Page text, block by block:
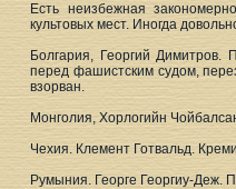
Есть неизбежная
культовых мест. Иногда
Болгария, Георгий Димитров.
перед фашистским судом,
взорван.
Монголия, Хорлогийн
Чехия. Клемент Готвальд.
Румыния. Георге Георгиу-Деж.